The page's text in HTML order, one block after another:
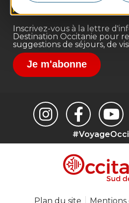
Inscrivez-vous à la lettre
Destination Occitanie pour
suggestions de séjours, de
Je m'abonne
Plan du site